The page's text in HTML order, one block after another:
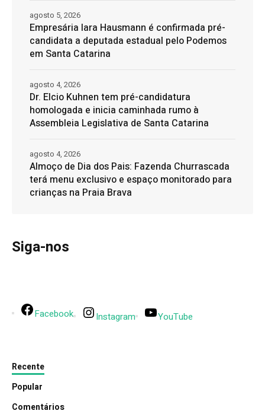
Empresária Iara Hausmann é confirmada pré-
candidata a deputada estadual pelo Podemos
em Santa Catarina
agosto 5, 2026
Dr. Elcio Kuhnen tem pré-candidatura
homologada e inicia caminhada rumo à
Assembleia Legislativa de Santa Catarina
agosto 4, 2026
Almoço de Dia dos Pais: Fazenda Churrascada
terá menu exclusivo e espaço monitorado para
crianças na Praia Brava
agosto 4, 2026
Siga-nos
Facebook Instagram YouTube
Recente
Popular
Comentários